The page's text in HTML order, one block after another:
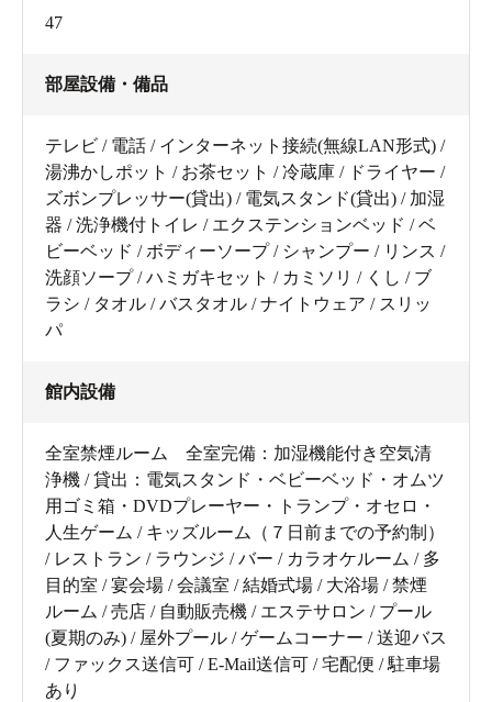
47
部屋設備・備品
テレビ / 電話 / インターネット接続(無線LAN形式) /
湯沸かしポット / お茶セット / 冷蔵庫 / ドライヤー /
ズボンプレッサー(貸出) / 電気スタンド(貸出) / 加湿
器 / 洗浄機付トイレ / エクステンションベッド / ベ
ビーベッド / ボディーソープ / シャンプー / リンス /
洗顔ソープ / ハミガキセット / カミソリ / くし / ブ
ラシ / タオル / バスタオル / ナイトウェア / スリッ
パ
館内設備
全室禁煙ルーム 全室完備：加湿機能付き空気清
浄機 / 貸出：電気スタンド・ベビーベッド・オムツ
用ゴミ箱・DVDプレーヤー・トランプ・オセロ・
人生ゲーム / キッズルーム（７日前までの予約制）
/ レストラン / ラウンジ / バー / カラオケルーム / 多
目的室 / 宴会場 / 会議室 / 結婚式場 / 大浴場 / 禁煙
ルーム / 売店 / 自動販売機 / エステサロン / プール
(夏期のみ) / 屋外プール / ゲームコーナー / 送迎バス
/ ファックス送信可 / E-Mail送信可 / 宅配便 / 駐車場
あり